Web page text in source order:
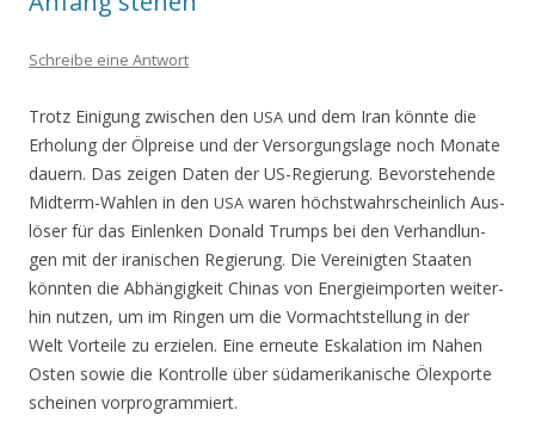
Schreibe eine Antwort
Trotz Eini­gung zwi­schen den USA und dem Iran könn­te die
Erho­lung der Ölprei­se und der Ver­sor­gungs­la­ge noch Mona­te
dau­ern. Das zei­gen Daten der US-Regie­rung. Bevor­ste­hen­de
Mid­term-Wah­len in den USA waren höchst­wahr­schein­lich Aus­
lö­ser für das Ein­len­ken Donald Trumps bei den Ver­hand­lun­
gen mit der ira­ni­schen Regie­rung. Die Ver­ei­nig­ten Staa­ten
könn­ten die Abhän­gig­keit Chi­nas von Ener­gie­im­por­ten wei­ter­
hin nut­zen, um im Rin­gen um die Vor­macht­stel­lung in der
Welt Vor­tei­le zu erzie­len. Eine erneu­te Eska­la­ti­on im Nahen
Osten sowie die Kon­trol­le über süd­ame­ri­ka­ni­sche Ölex­por­te
schei­nen vorprogrammiert.